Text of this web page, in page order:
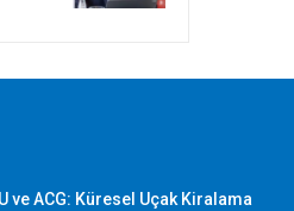
ve ACG: Küresel Uçak Kiralama